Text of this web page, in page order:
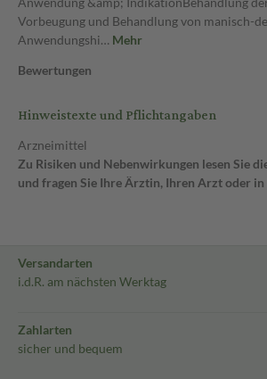
Vorbeugung und Behandlung von manisch-
Anwendungshi… Mehr
Bewertungen
Hinweistexte und Pflichtangaben
Arzneimittel
Zu Risiken und Nebenwirkungen lesen Sie
und fragen Sie Ihre Ärztin, Ihren Arzt oder
Versandarten
i.d.R. am nächsten Werktag
Zahlarten
sicher und bequem